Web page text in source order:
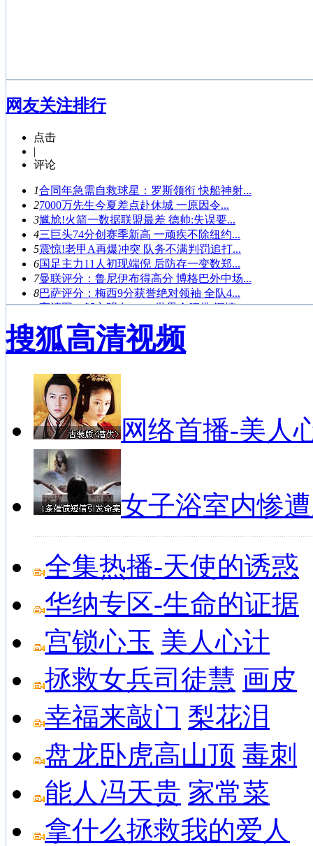
网友关注排行
点击
|
评论
1合同年急需自救球星：罗斯领衔 快船神射...
27000万先生今夏差点赴休城 一原因令...
3尴尬!火箭一数据联盟最差 德帅:失误要...
4三巨头74分创赛季新高 一顽疾不除纽约...
5震惊!老甲A再爆冲突 队务不满判罚追打...
6国足主力11人初现端倪 后防存一变数郑...
7曼联评分：鲁尼伊布得高分 博格巴外中场...
8巴萨评分：梅西9分获誉绝对领袖 全队4...
9高清图：邹市明夺WBO世界金腰带 深情...
10 女排第2轮最佳：浙江3将帅登榜 张常宁...
1鲁能客场0-1武里南联 末轮赢球未必出...
3曝火箭仍觊觎第三位巨星 帕帅书豪或成交...
4库卡：相信球队会出线 质疑我战术的人根...
5国王杯-内少失必进球贝尔绝杀 皇马2-...
6甜瓜缺阵皮尔斯里程碑 篮网负尼克斯未锁...
7鲁能出线分析：两种情况可晋级 祈求浦项...
8ESPN投票杜兰特无悬念当MVP 詹皇...
9三权威预测看衰火箭夺冠 实力不弱却无雄...
10桑兰晒与儿子合影：度过鬼门关 血压不太...
搜狐高清视频
网络首播-美人
女子浴室内惨
全集热播-天使的诱惑
华纳专区-生命的证据
宫锁心玉 美人心计
拯救女兵司徒慧 画皮
幸福来敲门 梨花泪
盘龙卧虎高山顶 毒刺
能人冯天贵 家常菜
拿什么拯救我的爱人